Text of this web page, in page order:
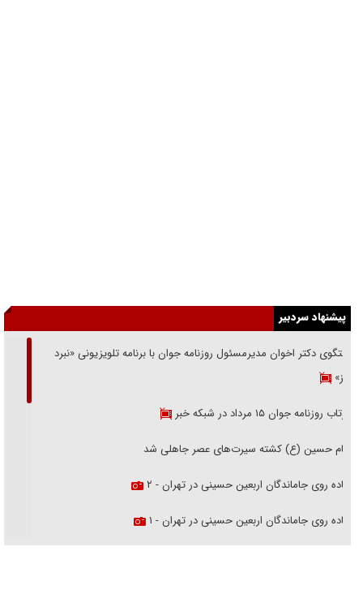
پیشنهاد سردبیر
گفتگوی دکتر اخوان مدیرمسئول روزنامه جوان با برنامه تلویزیونی «نبرد
هرمز»
بازتاب روزنامه جوان ۱۵ مرداد در شبکه خبر
امام حسین (ع) کشته سیرت‌های عصر جاهلی شد
پیاده روی جاماندگان اربعین حسینی در تهران - ۲
پیاده روی جاماندگان اربعین حسینی در تهران - ۱